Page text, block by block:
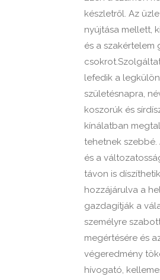
készletről. Az
nyújtása mellett,
és a
lefedik a
születésnapra,
koszorúk és
kínálatban
tehetnek szebbé.
és a
távon is
hozzájárulva a
gazdagítják a
személyre
megértésére és
végeredmény
hívogató,